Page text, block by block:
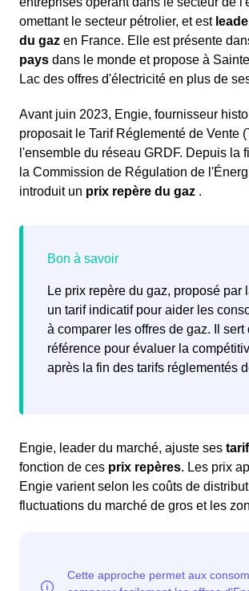
omettant le secteur pétrolier, et est
du gaz en France. Elle est présente
pays dans le monde et propose à
Lac des offres d'électricité en plus de
Avant juin 2023, Engie, fournisseur
proposait le Tarif Réglementé de Vente
l'ensemble du réseau GRDF. Depuis la
la Commission de Régulation de
introduit un prix repère du gaz .
Le prix repère du gaz, proposé par
un tarif indicatif pour aider les
à comparer les offres de gaz. Il sert
référence pour évaluer la
après la fin des tarifs réglementés
Engie, leader du marché, ajuste ses
fonction de ces prix repères. Les prix
Engie varient selon les coûts de
fluctuations du marché de gros et les